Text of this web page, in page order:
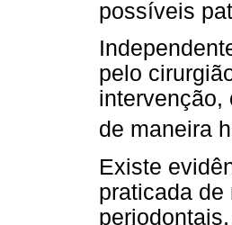
possíveis
pelo
intervenção,
de maneira
Existe
praticada de